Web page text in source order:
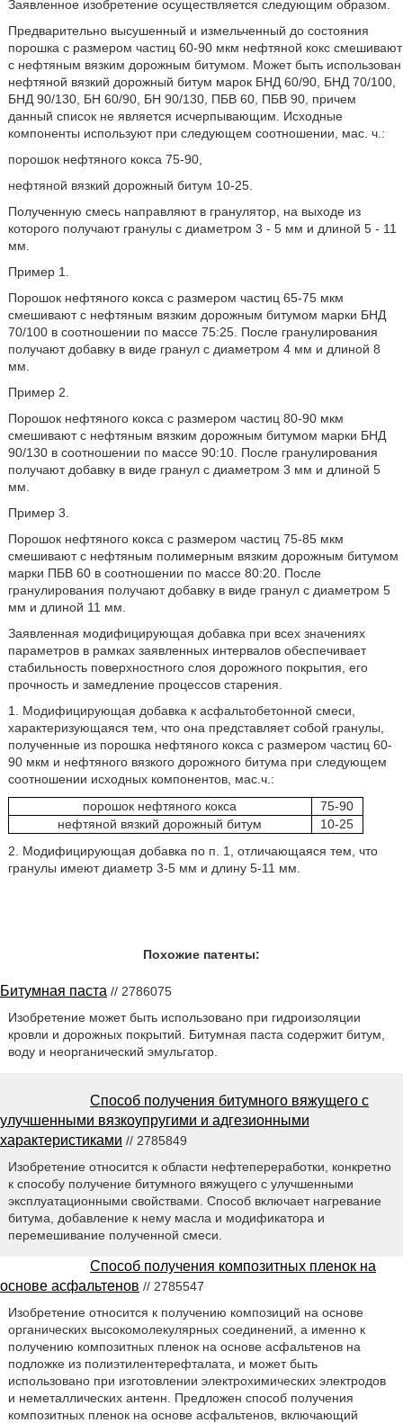
Заявленное изобретение осуществляется следующим образом.
Предварительно высушенный и измельченный до состояния
порошка с размером частиц 60-90 мкм нефтяной кокс смешивают
с нефтяным вязким дорожным битумом. Может быть использован
нефтяной вязкий дорожный битум марок БНД 60/90, БНД 70/100,
БНД 90/130, БН 60/90, БН 90/130, ПБВ 60, ПБВ 90, причем
данный список не является исчерпывающим. Исходные
компоненты используют при следующем соотношении, мас. ч.:
порошок нефтяного кокса 75-90,
нефтяной вязкий дорожный битум 10-25.
Полученную смесь направляют в гранулятор, на выходе из
которого получают гранулы с диаметром 3 - 5 мм и длиной 5 - 11
мм.
Пример 1.
Порошок нефтяного кокса с размером частиц 65-75 мкм
смешивают с нефтяным вязким дорожным битумом марки БНД
70/100 в соотношении по массе 75:25. После гранулирования
получают добавку в виде гранул с диаметром 4 мм и длиной 8
мм.
Пример 2.
Порошок нефтяного кокса с размером частиц 80-90 мкм
смешивают с нефтяным вязким дорожным битумом марки БНД
90/130 в соотношении по массе 90:10. После гранулирования
получают добавку в виде гранул с диаметром 3 мм и длиной 5
мм.
Пример 3.
Порошок нефтяного кокса с размером частиц 75-85 мкм
смешивают с нефтяным полимерным вязким дорожным битумом
марки ПБВ 60 в соотношении по массе 80:20. После
гранулирования получают добавку в виде гранул с диаметром 5
мм и длиной 11 мм.
Заявленная модифицирующая добавка при всех значениях
параметров в рамках заявленных интервалов обеспечивает
стабильность поверхностного слоя дорожного покрытия, его
прочность и замедление процессов старения.
1. Модифицирующая добавка к асфальтобетонной смеси,
характеризующаяся тем, что она представляет собой гранулы,
полученные из порошка нефтяного кокса с размером частиц 60-
90 мкм и нефтяного вязкого дорожного битума при следующем
соотношении исходных компонентов, мас.ч.:
порошок нефтяного кокса
75-90
нефтяной вязкий дорожный битум
10-25
2. Модифицирующая добавка по п. 1, отличающаяся тем, что
гранулы имеют диаметр 3-5 мм и длину 5-11 мм.
Похожие патенты:
Битумная паста // 2786075
Изобретение может быть использовано при гидроизоляции
кровли и дорожных покрытий. Битумная паста содержит битум,
воду и неорганический эмульгатор.
Способ получения битумного вяжущего с
улучшенными вязкоупругими и адгезионными
характеристиками // 2785849
Изобретение относится к области нефтепереработки, конкретно
к способу получение битумного вяжущего с улучшенными
эксплуатационными свойствами. Способ включает нагревание
битума, добавление к нему масла и модификатора и
перемешивание полученной смеси.
Способ получения композитных пленок на
основе асфальтенов // 2785547
Изобретение относится к получению композиций на основе
органических высокомолекулярных соединений, а именно к
получению композитных пленок на основе асфальтенов на
подложке из полиэтилентерефталата, и может быть
использовано при изготовлении электрохимических электродов
и неметаллических антенн. Предложен способ получения
композитных пленок на основе асфальтенов, включающий